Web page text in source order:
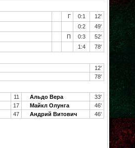
Г 0:1
12'
0:2
49'
П 0:3
52'
1:4 78'
12'
78'
11 Альдо Вера
33'
17 Майкл Олунга
46'
47 Андрий Витович 46'